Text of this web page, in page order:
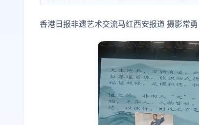
香港日报非遗艺术交流马红西安报道 摄影常